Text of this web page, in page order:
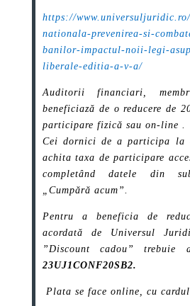
https://
nationala-prevenirea-si-
banilor-impactul-noii-legi-
liberale-editia-a-v-a/
Auditorii financiari,
beneficiază de o reducere de
participare fizică sau on-line .
Cei dornici de a participa la
achita taxa de participare
completând datele din
„Cumpără acum”.
Pentru a beneficia de
acordată de Universul
”Discount cadou” trebuie
23UJ1CONF20SB2.
Plata se face online, cu cardul